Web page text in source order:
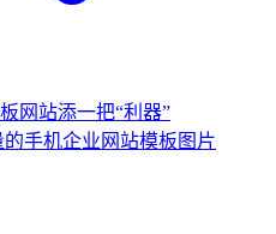
网站添一把“利器”
手机企业网站模板图片